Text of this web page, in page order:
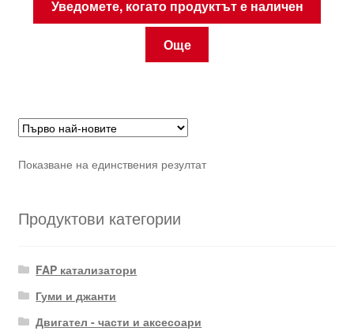
Уведомете, когато продуктът е наличен
Още
Показване на единствения резултат
Продуктови категории
FAP катализатори
Гуми и джанти
Двигател - части и аксесоари